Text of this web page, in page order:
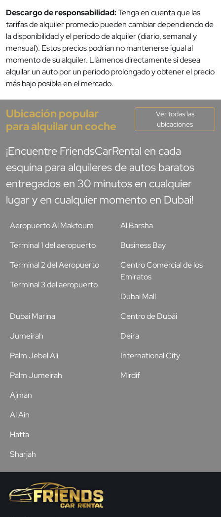
Descargo de responsabilidad:Tenga en cuenta que las
tarifas de alquiler promedio pueden cambiar dependiendo de
la disponibilidad y el período de alquiler (diario, semanal y
mensual). Estos precios podrían no mantenerse igual al
momento de su alquiler. Llámenos directamente si desea
alquilar un auto por un período prolongado y obtener el precio
más bajo posible en el mercado.
Ubicación popular
para alquilar un coche
Ver todas las
ubicaciones
¡Encuentre FriendsCarRental en cada
esquina para alquileres de autos baratos
entregados en 30 minutos en cualquier
lugar y en cualquier momento en Dubai!
Aeropuerto Al Maktoum
Terminal 1 del aeropuerto
Terminal 2 del Aeropuerto
Terminal 3 del aeropuerto
Al Barsha
Business Bay
Centro Comercial de los
Emiratos
Dubai Mall
Dubai Marina
Jumeirah
Palm Jebel Ali
Palm Jumeirah
Centro de Dubái
Deira
International City
Mirdif
Ajman
Al Ain
Hatta
Sharjah